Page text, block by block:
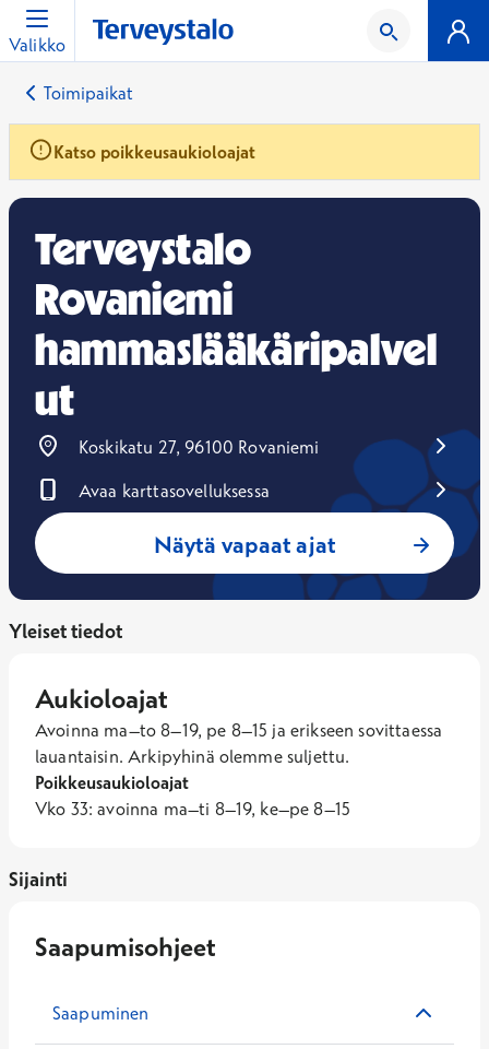
Valikko
Toimipaikat
Katso poikkeusaukioloajat
Terveystalo
Rovaniemi
hammaslääkäripalvel
ut
Koskikatu 27, 96100 Rovaniemi
Avaa karttasovelluksessa
Avautuu uuteen ikkunaan
Näytä vapaat ajat
Yleiset tiedot
Aukioloajat
Avoinna ma–to 8–19, pe 8–15 ja erikseen sovittaessa
lauantaisin. Arkipyhinä olemme suljettu.
Poikkeusaukioloajat
Vko 33: avoinna ma–ti 8–19, ke–pe 8–15
Sijainti
Saapumisohjeet
Saapuminen